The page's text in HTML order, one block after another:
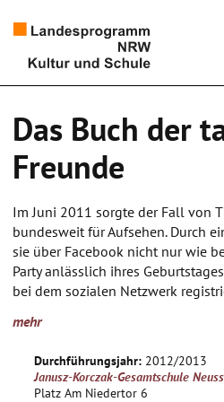
Künstlerpool
Kultur und Schule
home Impressum
Das Buch der
Freunde
Im Juni 2011 sorgte der Fall von
bundesweit für Aufsehen. Durch
sie über Facebook nicht nur wie
Party anlässlich ihres
bei dem sozialen Netzwerk
Feierwillige erschienen
kursierender Thessa-
nicht nur eine ruinierte
mehr
Durchführungsjahr: 2012/2013
Janusz-Korczak-Gesamtschule Neuss
Platz Am Niedertor 6